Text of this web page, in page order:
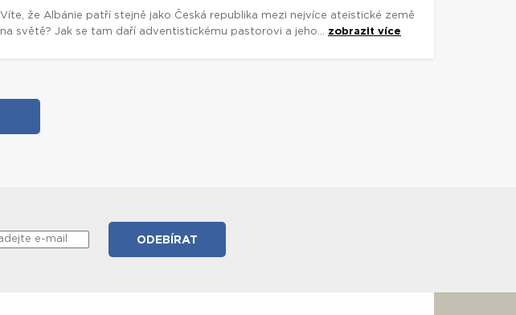
Víte, že Albánie patří stejně jako Česká republika mezi nejvíce ateistické země
na světě? Jak se tam daří adventistickému pastorovi a jeho... zobrazit více